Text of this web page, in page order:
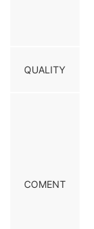
QUALITY
COMENT